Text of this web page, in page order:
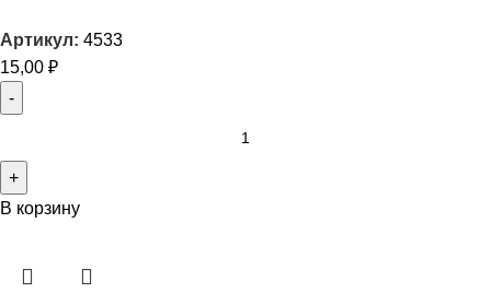
Артикул: 4533
15,00 ₽
В корзину